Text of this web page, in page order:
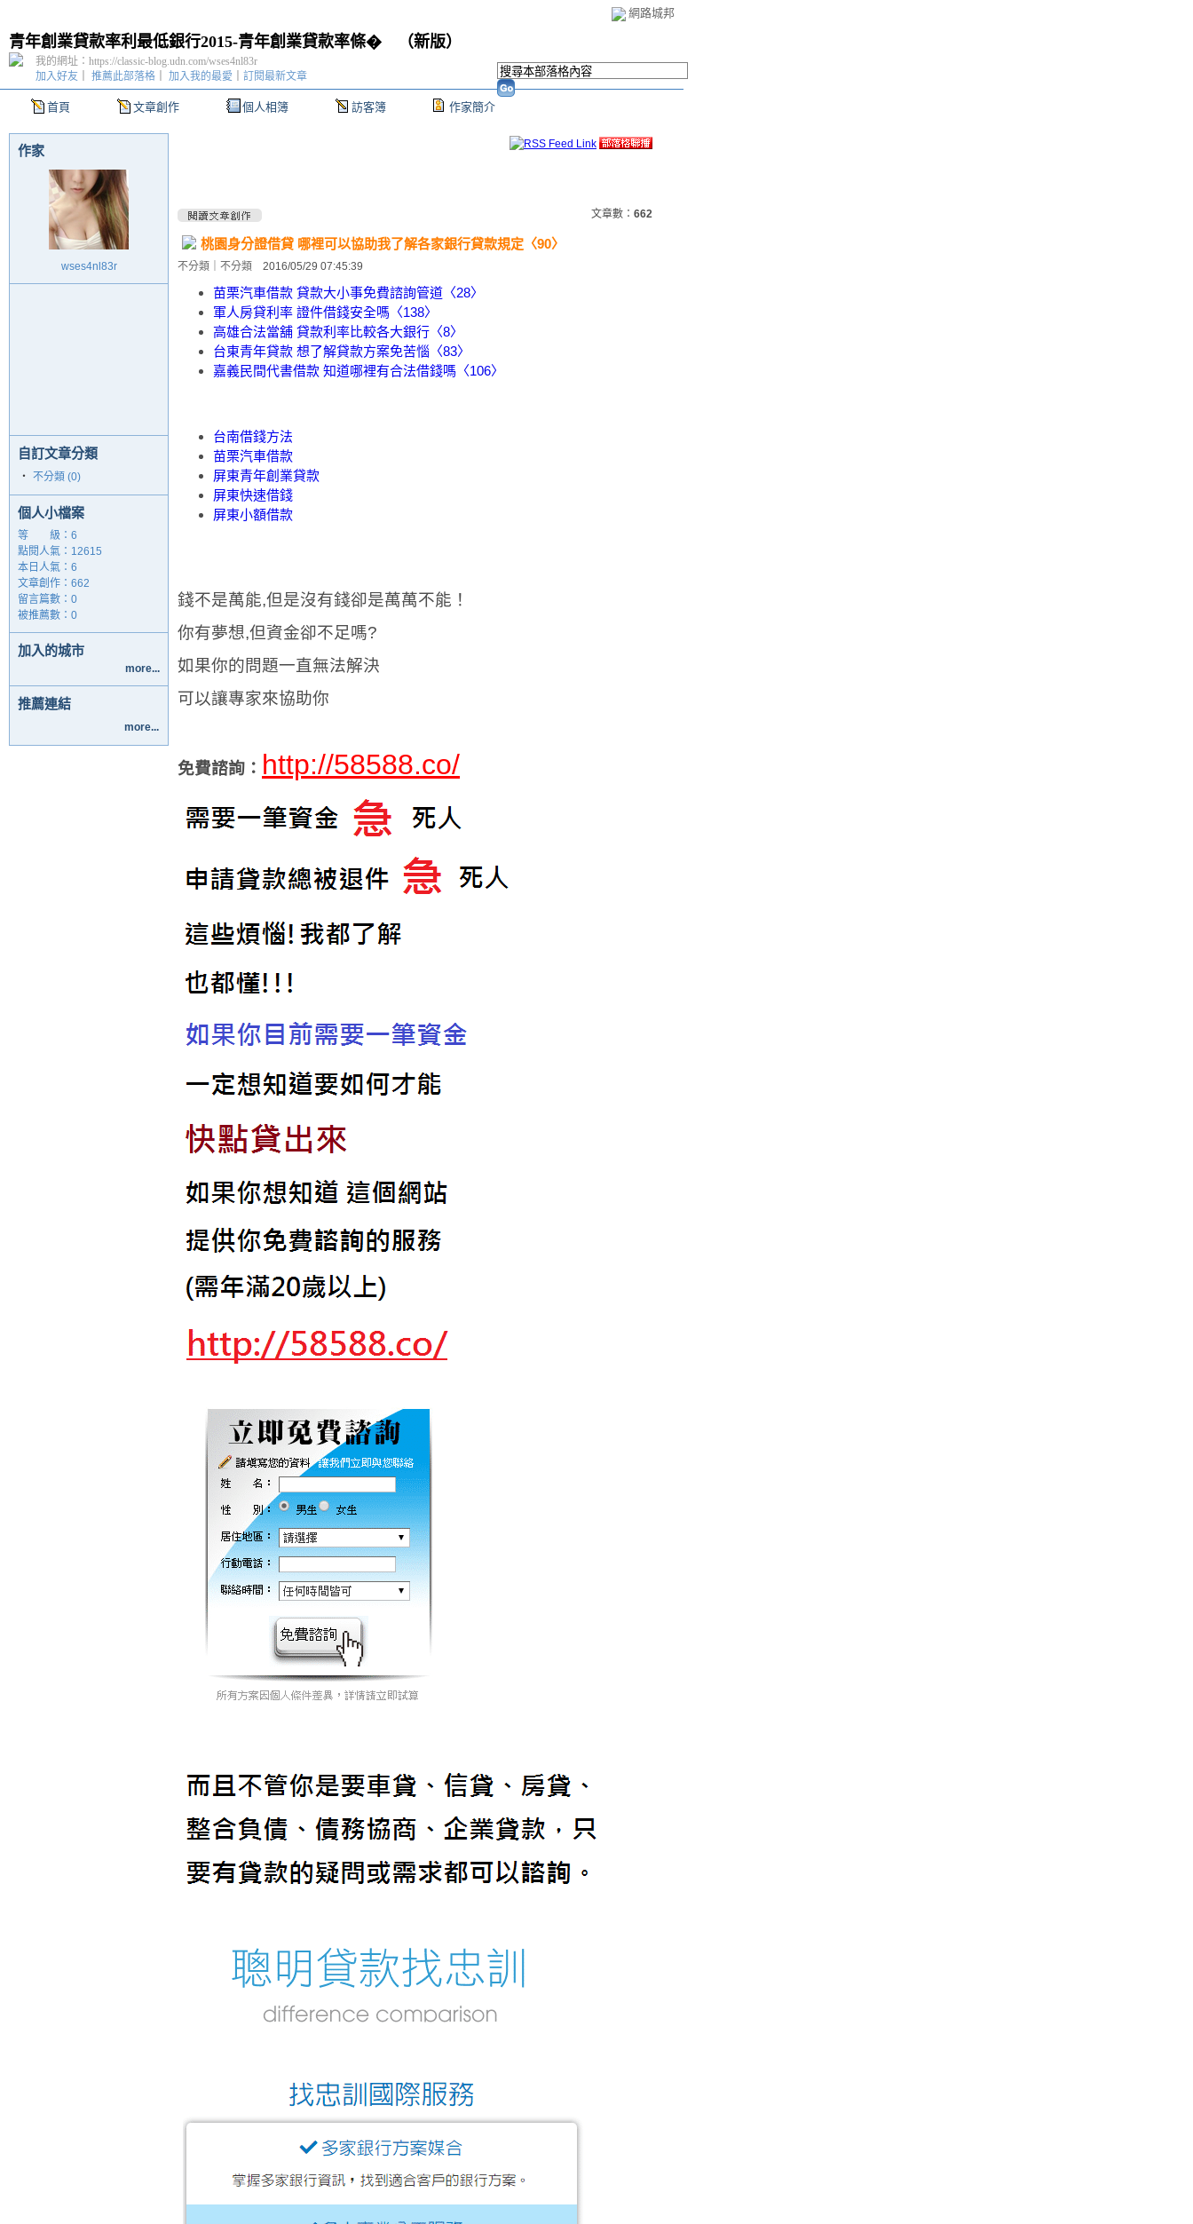
網路城邦
青年創業貸款率利最低銀行2015-青年創業貸款率條� （新版）
首頁 文章創作 個人相簿 訪客簿 作家簡介
加入好友 推薦此部落格 加入我的最愛 訂閱最新文章
我的網址：https://classic-blog.udn.com/wses4nl83r
作家
wses4nl83r
自訂文章分類
‧ 不分類 (0)
個人小檔案
等 級：6
點閱人氣：12615
本日人氣：6
文章創作：662
留言篇數：0
被推薦數： 0
加入的城市
more...
推薦連結
more...
文章數： 662
桃園身分證借貸 哪裡可以協助我了解各家銀行貸款規定〈90〉
不分類 不分類 2016/05/29 07:45:39
苗栗汽車借款 貸款大小事免費諮詢管道〈28〉
軍人房貸利率 證件借錢安全嗎〈138〉
高雄合法當舖 貸款利率比較各大銀行〈8〉
台東青年貸款 想了解貸款方案免苦惱〈83〉
嘉義民間代書借款 知道哪裡有合法借錢嗎〈106〉
台南借錢方法
苗栗汽車借款
屏東青年創業貸款
屏東快速借錢
屏東小額借款
錢不是萬能,但是沒有錢卻是萬萬不能！
你有夢想,但資金卻不足嗎?
如果你的問題一直無法解決
可以讓專家來協助你
免費諮詢： http://58588.co/